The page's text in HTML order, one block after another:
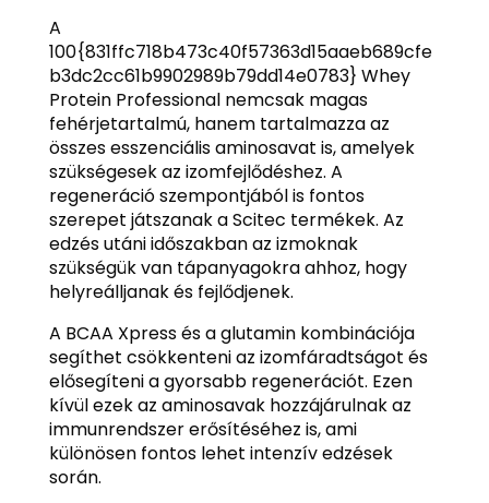
A
100{831ffc718b473c40f57363d15aaeb689cfe
b3dc2cc61b9902989b79dd14e0783} Whey
Protein Professional nemcsak magas
fehérjetartalmú, hanem tartalmazza az
összes esszenciális aminosavat is, amelyek
szükségesek az izomfejlődéshez. A
regeneráció szempontjából is fontos
szerepet játszanak a Scitec termékek. Az
edzés utáni időszakban az izmoknak
szükségük van tápanyagokra ahhoz, hogy
helyreálljanak és fejlődjenek.
A BCAA Xpress és a glutamin kombinációja
segíthet csökkenteni az izomfáradtságot és
elősegíteni a gyorsabb regenerációt. Ezen
kívül ezek az aminosavak hozzájárulnak az
immunrendszer erősítéséhez is, ami
különösen fontos lehet intenzív edzések
során.